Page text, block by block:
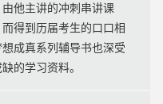
他主讲的冲刺串讲课
得到历届考生的口口相
成真系列辅导书也深受
的学习资料。